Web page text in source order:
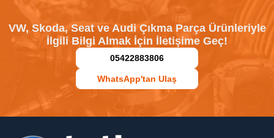
VW, Skoda, Seat ve Audi Çıkma Parça Ürünleriyle
İlgili Bilgi Almak İçin İletişime Geç!
05422883806
WhatsApp'tan Ulaş